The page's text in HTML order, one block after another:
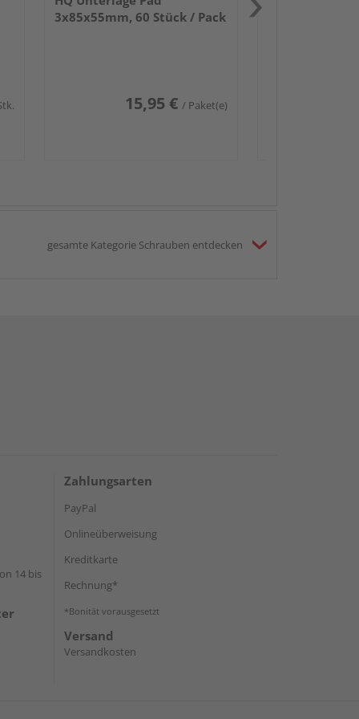
3x85x55mm, 60 Stück / Pack
15,95 € / Paket(e)
gesamte Kategorie Schrauben entdecken
14 bis
Zahlungsarten
PayPal
Onlineüberweisung
Kreditkarte
Rechnung*
*Bonität vorausgesetzt
Versand
Versandkosten